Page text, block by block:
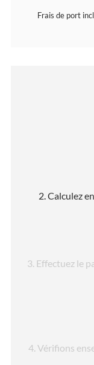
Frais de port
2. Calculez
3. Effectuez le
4. Vérifions